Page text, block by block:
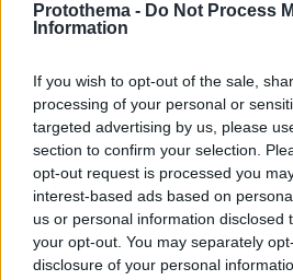
Protothema - Do Not Process
Information
If you wish to opt-out of the sale,
processing of your personal or
targeted advertising by us, please
section to confirm your selection.
opt-out request is processed you
interest-based ads based on
us or personal information disclosed
your opt-out. You may separately
disclosure of your personal
Η ΥΠΑ διαπίστωσε κενό στον
στο Σαρακήνικο με
Παρέμβαση Εισαγγελέα
09.08.2026, 14:15